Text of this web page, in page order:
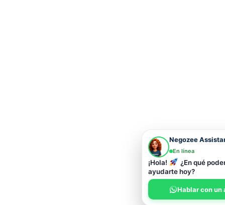
Negozee
En línea
¡Hola!
¿En qué
ayudarte hoy?
Hablar con un